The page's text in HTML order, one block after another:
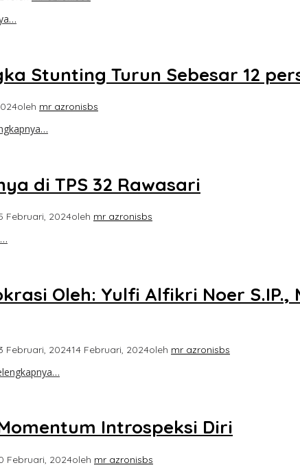
Stunting Turun Sebesar 12
oleh mr azronisbs
di TPS 32 Rawasari
Februari, 2024oleh mr azronisbs
Oleh: Yulfi Alfikri Noer S.IP.,
Februari, 202414 Februari, 2024oleh mr azronisbs
Introspeksi Diri
Februari, 2024oleh mr azronisbs